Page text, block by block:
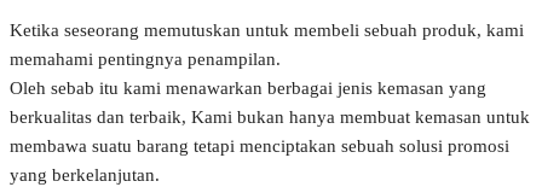
Ketika seseorang memutuskan untuk membeli sebuah produk, kami
memahami pentingnya penampilan.
Oleh sebab itu kami menawarkan berbagai jenis kemasan yang
berkualitas dan terbaik, Kami bukan hanya membuat kemasan untuk
membawa suatu barang tetapi menciptakan sebuah solusi promosi
yang berkelanjutan.